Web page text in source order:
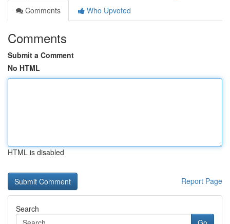
Comments
Who Upvoted
Comments
Submit a Comment
No HTML
HTML is disabled
Report Page
Search